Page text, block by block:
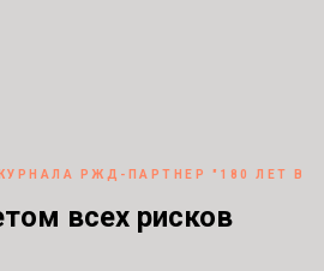
РЖД-ПАРТНЕР "180 ЛЕТ В
всех рисков